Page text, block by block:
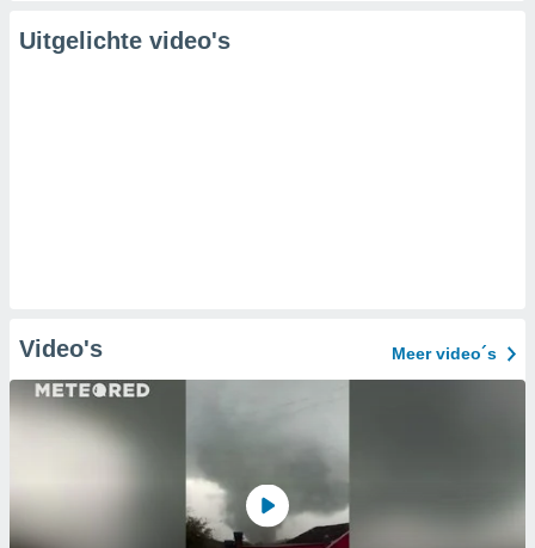
Uitgelichte video's
Video's Meer video´s